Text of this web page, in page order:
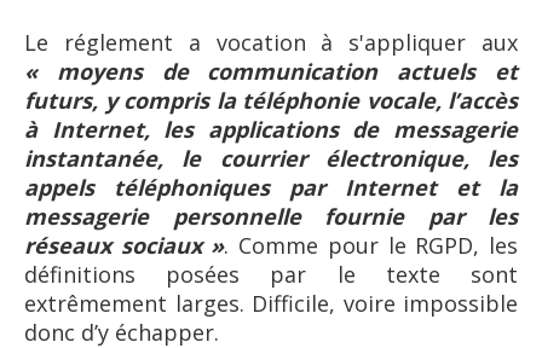
Le réglement a vocation à s'appliquer aux
« moyens de communication actuels et
futurs, y compris la téléphonie vocale, l’accès
à Internet, les applications de messagerie
instantanée, le courrier électronique, les
appels téléphoniques par Internet et la
messagerie personnelle fournie par les
réseaux sociaux ». Comme pour le RGPD, les
définitions posées par le texte sont
extrêmement larges. Difficile, voire impossible
donc d’y échapper.